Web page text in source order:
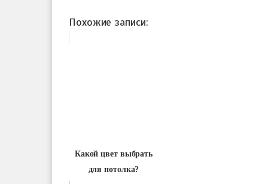
Похожие записи:
Какой цвет выбрать
для потолка?